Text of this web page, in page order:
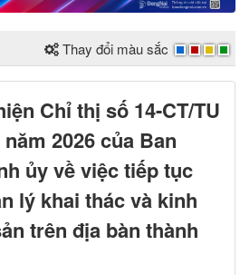
Thay đổi màu sắc
Chỉ thị số 14-CT/TU
2026 của Ban
ủy về việc tiếp tục
lý khai thác và kinh
trên địa bàn thành